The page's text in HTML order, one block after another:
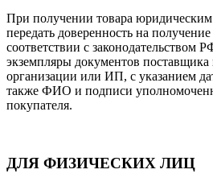
При получении товара
передать доверенность на
соответствии с законодательством
экземпляры документов поставщика
организации или ИП, с указанием
также ФИО и подписи
покупателя.
ДЛЯ ФИЗИЧЕСКИХ ЛИЦ